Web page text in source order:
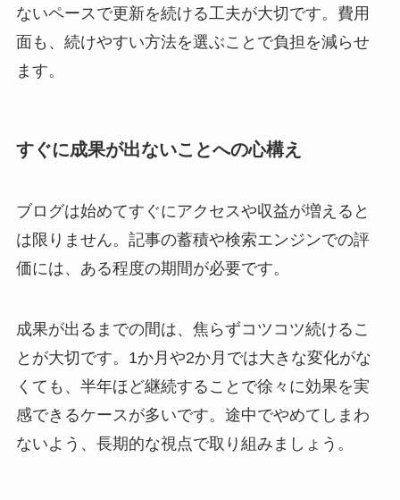
ないペースで更新を続ける工夫が大切です。費用
面も、続けやすい方法を選ぶことで負担を減らせ
ます。
すぐに成果が出ないことへの心構え
ブログは始めてすぐにアクセスや収益が増えると
は限りません。記事の蓄積や検索エンジンでの評
価には、ある程度の期間が必要です。
成果が出るまでの間は、焦らずコツコツ続けるこ
とが大切です。1か月や2か月では大きな変化がな
くても、半年ほど継続することで徐々に効果を実
感できるケースが多いです。途中でやめてしまわ
ないよう、長期的な視点で取り組みましょう。